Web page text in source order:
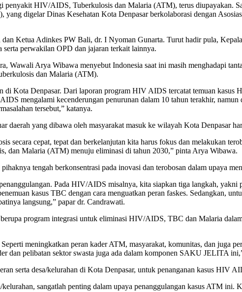
penyakit HIV/AIDS, Tuberkulosis dan Malaria (ATM), terus diupayakan.
digelar Dinas Kesehatan Kota Denpasar berkolaborasi dengan
Ketua Adinkes PW Bali, dr. I Nyoman Gunarta. Turut hadir pula,
perwakilan OPD dan jajaran terkait lainnya.
Wawali Arya Wibawa menyebut Indonesia saat ini masih menghadapi
dan Malaria (ATM).
Kota Denpasar. Dari laporan program HIV AIDS tercatat temuan kasus
mengalami kecenderungan penurunan dalam 10 tahun terakhir, namun
tersebut,” katanya.
daerah yang dibawa oleh masyarakat masuk ke wilayah Kota Denpasar
secara cepat, tepat dan berkelanjutan kita harus fokus dan melakukan
dan Malaria (ATM) menuju eliminasi di tahun 2030,” pinta Arya Wibawa.
tengah berkonsentrasi pada inovasi dan terobosan dalam upaya
Pada HIV/AIDS misalnya, kita siapkan tiga langkah, yakni
kasus TBC dengan cara menguatkan peran faskes. Sedangkan,
langsung,” papar dr. Candrawati.
program integrasi untuk eliminasi HIV/AIDS, TBC dan Malaria
meningkatkan peran kader ATM, masyarakat, komunitas, dan juga
dan pelibatan sektor swasta juga ada dalam komponen SAKU JELITA
serta desa/kelurahan di Kota Denpasar, untuk penanganan kasus HIV
sangatlah penting dalam upaya penanggulangan kasus ATM ini.